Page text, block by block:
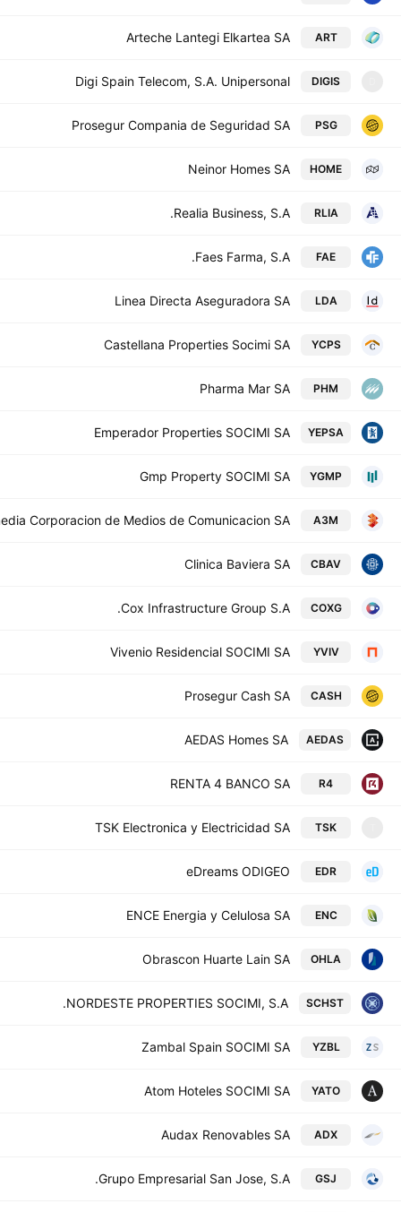
ART
Arteche Lantegi Elkartea SA
DIGIS
Digi Spain Telecom, S.A. Unipersonal
PSG
Prosegur Compania de Seguridad SA
HOME
Neinor Homes SA
RLIA
Realia Business, S.A.
FAE
Faes Farma, S.A.
LDA
Linea Directa Aseguradora SA
YCPS
Castellana Properties Socimi SA
PHM
Pharma Mar SA
YEPSA
Emperador Properties SOCIMI SA
YGMP
Gmp Property SOCIMI SA
A3M
Corporacion de Medios de Comunicacion SA
CBAV
Clinica Baviera SA
COXG
Cox Infrastructure Group S.A.
YVIV
Vivenio Residencial SOCIMI SA
CASH
Prosegur Cash SA
AEDAS
AEDAS Homes SA
R4
RENTA 4 BANCO SA
TSK
TSK Electronica y Electricidad SA
EDR
eDreams ODIGEO
ENC
ENCE Energia y Celulosa SA
OHLA
Obrascon Huarte Lain SA
SCHST
NORDESTE PROPERTIES SOCIMI, S.A.
YZBL
Zambal Spain SOCIMI SA
YATO
Atom Hoteles SOCIMI SA
ADX
Audax Renovables SA
GSJ
Grupo Empresarial San Jose, S.A.